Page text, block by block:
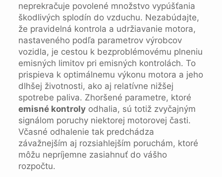
neprekračuje povolené množstvo vypúšťania
škodlivých splodín do vzduchu. Nezabúdajte,
že pravidelná kontrola a udržiavanie motora,
nastaveného podľa parametrov výrobcov
vozidla, je cestou k bezproblémovému plneniu
emisných limitov pri emisných kontrolách. To
prispieva k optimálnemu výkonu motora a jeho
dlhšej životnosti, ako aj relatívne nižšej
spotrebe paliva. Zhoršené parametre, ktoré
emisné kontrolyodhalia, sú totiž zvyčajným
signálom poruchy niektorej motorovej časti.
Včasné odhalenie tak predchádza
závažnejším aj rozsiahlejším poruchám, ktoré
môžu nepríjemne zasiahnuť do vášho
rozpočtu.